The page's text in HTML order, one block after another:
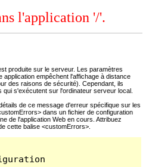
l'application '/'.
produite sur le serveur. Les paramètres
empêchent l'affichage à distance
des raisons de sécurité). Cependant, ils
s'exécutent sur l'ordinateur serveur local.
de ce message d'erreur spécifique sur les
dans un fichier de configuration
de l'application Web en cours. Attribuez
cette balise <customErrors>.